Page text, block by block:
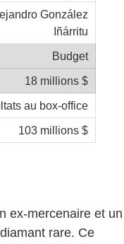
González
Iñárritu
Budget
18 millions $
au box-office
103 millions $
ex-mercenaire et un
rare. Ce